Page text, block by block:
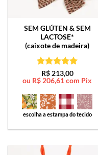
SEM GLÚTEN & SEM
LACTOSE*
(caixote de madeira)
Avaliação5
de 5
R$213,00
ou R$ 206,61 com Pix
escolha a estampa do tecido